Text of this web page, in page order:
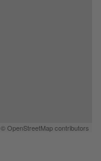
© OpenStreetMap contributors